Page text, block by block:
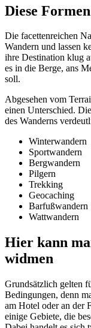
Diese
Die facettenreichen
Wandern und lassen
ihre Destination klug
es in die Berge, ans
soll.
Abgesehen vom
einen Unterschied.
des Wanderns
Winterwandern
Sportwandern
Bergwandern
Pilgern
Trekking
Geocaching
Barfußwandern
Wattwandern
Hier kann
widmen
Grundsätzlich gelten
Bedingungen, denn
am Hotel oder an der
einige Gebiete, die